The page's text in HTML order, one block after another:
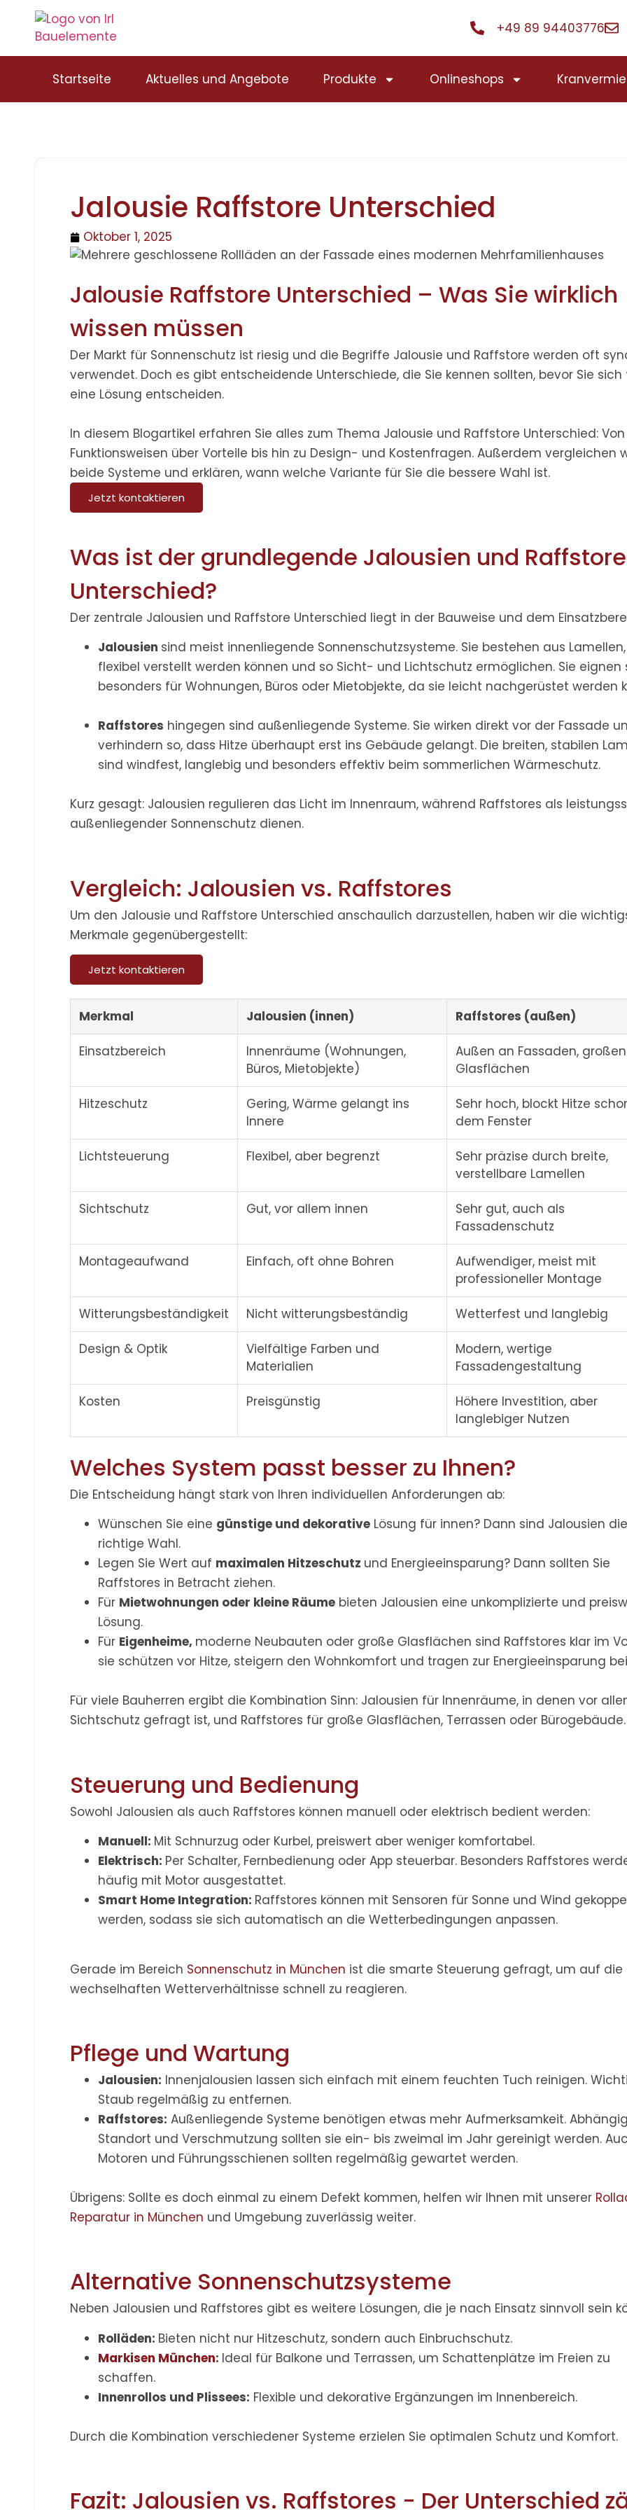
+49 89 94403776
Startseite Aktuelles und Angebote Produkte Onlineshops
Jalousie Raffstore Unterschied
Oktober 1, 2025
Jalousie Raffstore Unterschied – Was Sie wirklich
wissen müssen
Der Markt für Sonnenschutz ist riesig und die Begriffe Jalousie und Raffstore werden oft
verwendet. Doch es gibt entscheidende Unterschiede, die Sie kennen sollten, bevor Sie sich
eine Lösung entscheiden.
In diesem Blogartikel erfahren Sie alles zum Thema Jalousie und Raffstore Unterschied: Von
Funktionsweisen über Vorteile bis hin zu Design- und Kostenfragen. Außerdem vergleichen
beide Systeme und erklären, wann welche Variante für Sie die bessere Wahl ist.
Jetzt kontaktieren
Was ist der grundlegende Jalousien und Raffstore
Unterschied?
Der zentrale Jalousien und Raffstore Unterschied liegt in der Bauweise und dem
Jalousien sind meist innenliegende Sonnenschutzsysteme. Sie bestehen aus
flexibel verstellt werden können und so Sicht- und Lichtschutz ermöglichen. Sie eignen
besonders für Wohnungen, Büros oder Mietobjekte, da sie leicht nachgerüstet werden
Raffstores hingegen sind außenliegende Systeme. Sie wirken direkt vor der Fassade
verhindern so, dass Hitze überhaupt erst ins Gebäude gelangt. Die breiten, stabilen
sind windfest, langlebig und besonders effektiv beim sommerlichen Wärmeschutz.
Kurz gesagt: Jalousien regulieren das Licht im Innenraum, während Raffstores als
außenliegender Sonnenschutz dienen.
Vergleich: Jalousien vs. Raffstores
Um den Jalousie und Raffstore Unterschied anschaulich darzustellen, haben wir die
Merkmale gegenübergestellt:
Jetzt kontaktieren
Merkmal Jalousien (innen) Raffstores (außen)
Einsatzbereich
Innenräume (Wohnungen,
Büros, Mietobjekte)
Außen an Fassaden, großen
Glasflächen
Hitzeschutz
Gering, Wärme gelangt ins
Innere
Sehr hoch, blockt Hitze
dem Fenster
Lichtsteuerung Flexibel, aber begrenzt
Sehr präzise durch breite,
verstellbare Lamellen
Sichtschutz Gut, vor allem innen
Sehr gut, auch als
Fassadenschutz
Montageaufwand Einfach, oft ohne Bohren
Aufwendiger, meist mit
professioneller Montage
Witterungsbeständigkeit Nicht witterungsbeständig Wetterfest und langlebig
Design & Optik
Vielfältige Farben und
Materialien
Modern, wertige
Fassadengestaltung
Kosten Preisgünstig
Höhere Investition, aber
langlebiger Nutzen
Welches System passt besser zu Ihnen?
Die Entscheidung hängt stark von Ihren individuellen Anforderungen ab:
Wünschen Sie eine günstige und dekorative Lösung für innen? Dann sind Jalousien die
richtige Wahl.
Legen Sie Wert auf maximalen Hitzeschutz und Energieeinsparung? Dann sollten Sie
Raffstores in Betracht ziehen.
Für Mietwohnungen oder kleine Räume bieten Jalousien eine unkomplizierte und
Lösung.
Für Eigenheime, moderne Neubauten oder große Glasflächen sind Raffstores klar im
sie schützen vor Hitze, steigern den Wohnkomfort und tragen zur Energieeinsparung
Für viele Bauherren ergibt die Kombination Sinn: Jalousien für Innenräume, in denen vor
Sichtschutz gefragt ist, und Raffstores für große Glasflächen, Terrassen oder Bürogebäude.
Steuerung und Bedienung
Sowohl Jalousien als auch Raffstores können manuell oder elektrisch bedient werden:
Manuell: Mit Schnurzug oder Kurbel, preiswert aber weniger komfortabel.
Elektrisch: Per Schalter, Fernbedienung oder App steuerbar. Besonders Raffstores
häufig mit Motor ausgestattet.
Smart Home Integration: Raffstores können mit Sensoren für Sonne und Wind
werden, sodass sie sich automatisch an die Wetterbedingungen anpassen.
Gerade im Bereich Sonnenschutz in München ist die smarte Steuerung gefragt, um auf die
wechselhaften Wetterverhältnisse schnell zu reagieren.
Pflege und Wartung
Jalousien: Innenjalousien lassen sich einfach mit einem feuchten Tuch reinigen.
Staub regelmäßig zu entfernen.
Raffstores: Außenliegende Systeme benötigen etwas mehr Aufmerksamkeit.
Standort und Verschmutzung sollten sie ein- bis zweimal im Jahr gereinigt werden.
Motoren und Führungsschienen sollten regelmäßig gewartet werden.
Übrigens: Sollte es doch einmal zu einem Defekt kommen, helfen wir Ihnen mit unserer
Reparatur in München und Umgebung zuverlässig weiter.
Alternative Sonnenschutzsysteme
Neben Jalousien und Raffstores gibt es weitere Lösungen, die je nach Einsatz sinnvoll sein
Rolläden: Bieten nicht nur Hitzeschutz, sondern auch Einbruchschutz.
Markisen München: Ideal für Balkone und Terrassen, um Schattenplätze im Freien zu
schaffen.
Innenrollos und Plissees: Flexible und dekorative Ergänzungen im Innenbereich.
Durch die Kombination verschiedener Systeme erzielen Sie optimalen Schutz und Komfort.
Fazit: Jalousien vs. Raffstores - Der Unterschied